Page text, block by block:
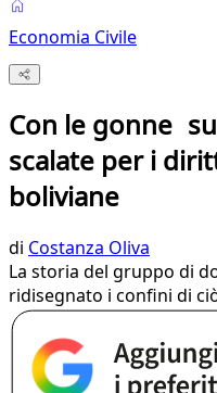
Economia Civile
Con le gonne
scalate per i
boliviane
di Costanza Oliva
La storia del gruppo di
ridisegnato i confini di